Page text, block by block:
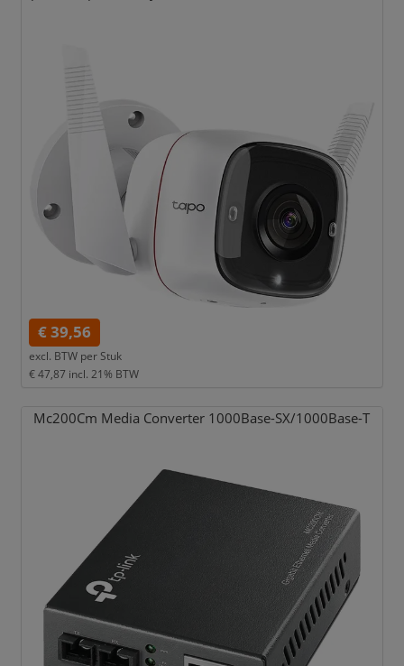
€ 39,56
excl. BTW per Stuk
€ 47,87 incl. 21% BTW
Mc200Cm Media Converter 1000Base-SX/1000Base-T